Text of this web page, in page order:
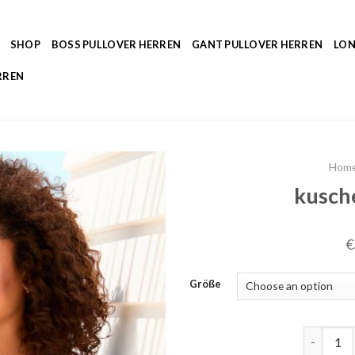
SHOP BOSS PULLOVER HERREN GANT PULLOVER HERREN
€
Größe